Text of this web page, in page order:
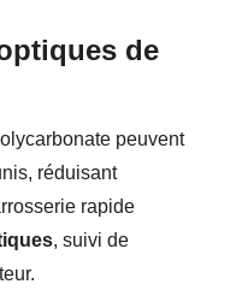
de
peuvent
réduisant
rapide
, suivi de